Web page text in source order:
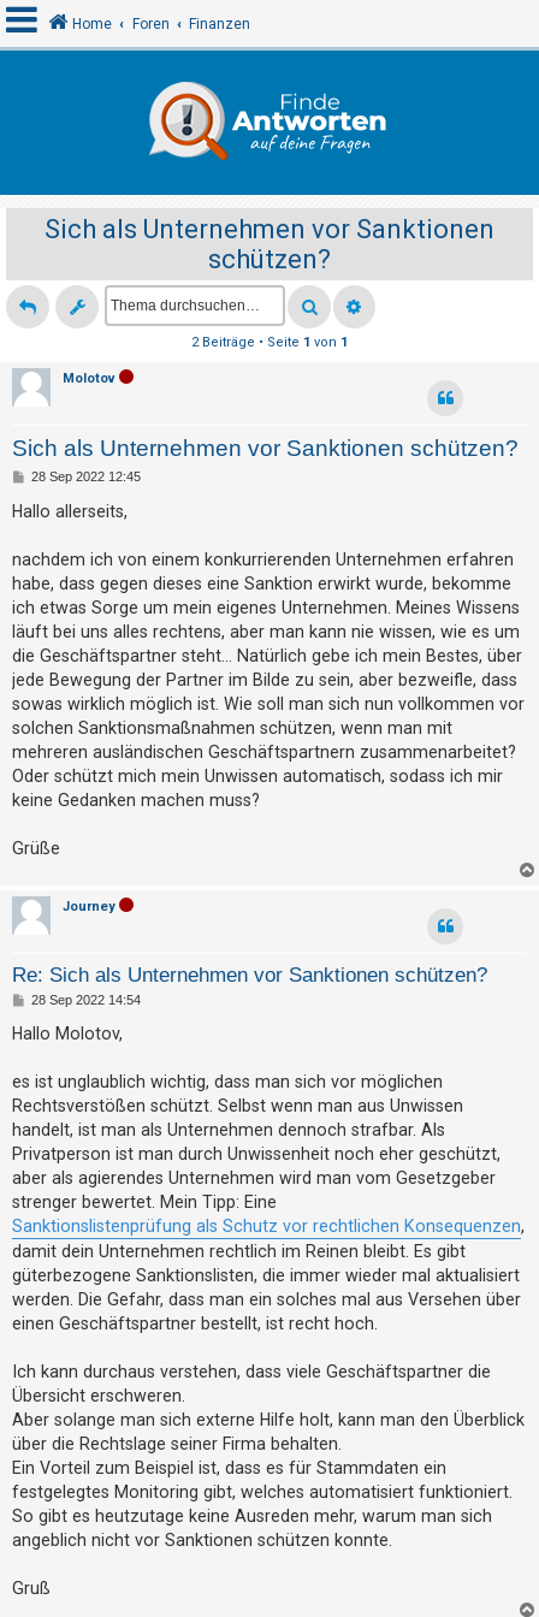
e
e
n
e
g
s
t
r
i
e
r
e
n
U
n
b
e
a
t
w
o
t
e
t
e
T
h
e
m
e
A
k
t
i
v
e
Home Foren Finanzen
Sich als Unternehmen vor Sanktionen
schützen?
2 Beiträge • Seite 1 von 1
Molotov
Sich als Unternehmen vor Sanktionen schützen?
B
i
t
a
g
28 Sep 2022 12:45
Hallo allerseits,
nachdem ich von einem konkurrierenden Unternehmen erfahren
habe, dass gegen dieses eine Sanktion erwirkt wurde, bekomme
ich etwas Sorge um mein eigenes Unternehmen. Meines Wissens
läuft bei uns alles rechtens, aber man kann nie wissen, wie es um
die Geschäftspartner steht... Natürlich gebe ich mein Bestes, über
jede Bewegung der Partner im Bilde zu sein, aber bezweifle, dass
sowas wirklich möglich ist. Wie soll man sich nun vollkommen vor
solchen Sanktionsmaßnahmen schützen, wenn man mit
mehreren ausländischen Geschäftspartnern zusammenarbeitet?
Oder schützt mich mein Unwissen automatisch, sodass ich mir
keine Gedanken machen muss?
Grüße
Journey
Re: Sich als Unternehmen vor Sanktionen schützen?
B
i
a
g
28 Sep 2022 14:54
Hallo Molotov,
es ist unglaublich wichtig, dass man sich vor möglichen
Rechtsverstößen schützt. Selbst wenn man aus Unwissen
handelt, ist man als Unternehmen dennoch strafbar. Als
Privatperson ist man durch Unwissenheit noch eher geschützt,
aber als agierendes Unternehmen wird man vom Gesetzgeber
strenger bewertet. Mein Tipp: Eine
Sanktionslistenprüfung als Schutz vor rechtlichen Konsequenzen,
damit dein Unternehmen rechtlich im Reinen bleibt. Es gibt
güterbezogene Sanktionslisten, die immer wieder mal aktualisiert
werden. Die Gefahr, dass man ein solches mal aus Versehen über
einen Geschäftspartner bestellt, ist recht hoch.
Ich kann durchaus verstehen, dass viele Geschäftspartner die
Übersicht erschweren.
Aber solange man sich externe Hilfe holt, kann man den Überblick
über die Rechtslage seiner Firma behalten.
Ein Vorteil zum Beispiel ist, dass es für Stammdaten ein
festgelegtes Monitoring gibt, welches automatisiert funktioniert.
So gibt es heutzutage keine Ausreden mehr, warum man sich
angeblich nicht vor Sanktionen schützen konnte.
Gruß